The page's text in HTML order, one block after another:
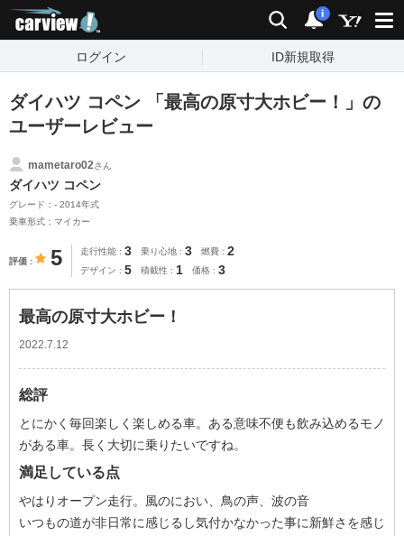
検索 通知
i
ログイン ID新規取得
ダイハツ コペン 「最高の原寸大ホビー！」の
ユーザーレビュー
mametaro02さん
ダイハツ コペン
グレード：- 2014年式
乗車形式：マイカー
評価 5 走行性能 3 乗り心地 3 燃費 2
デザイン 5 積載性 1 価格 3
最高の原寸大ホビー！
2022.7.12
総評
とにかく毎回楽しく楽しめる車。ある意味不便も飲み込めるモノ
がある車。長く大切に乗りたいですね。
満足している点
やはりオープン走行。風のにおい、鳥の声、波の音
いつもの道が非日常に感じるし気付かなかった事に新鮮さを感じ